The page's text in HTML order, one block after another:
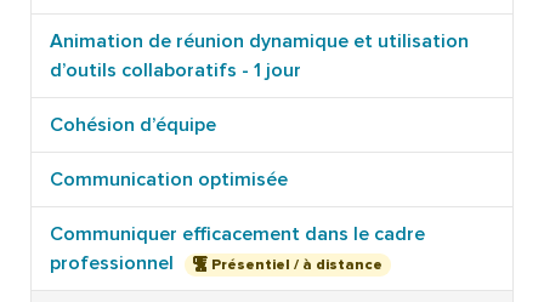
Animation de réunion dynamique et utilisation
d’outils collaboratifs - 1 jour
Cohésion d’équipe
Communication optimisée
Communiquer efficacement dans le cadre
professionnel
Présentiel / à distance